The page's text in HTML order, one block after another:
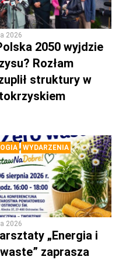
2026
2050 wyjdzie
Rozłam
struktury w
WYDARZENIA
2026
„Energia i
zaprasza